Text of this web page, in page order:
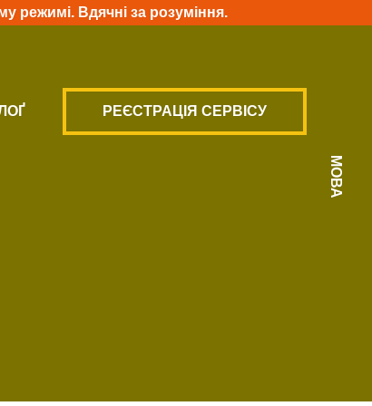
режимі. Вдячні за розуміння.
РЕЄСТРАЦІЯ СЕРВІСУ
МОВА